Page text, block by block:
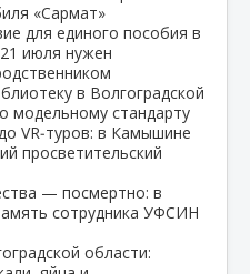
«Сармат»
для единого пособия в
июля нужен
в Волгоградской
модельному стандарту
VR‑туров: в Камышине
просветительский
— посмертно: в
сотрудника УФСИН
области: